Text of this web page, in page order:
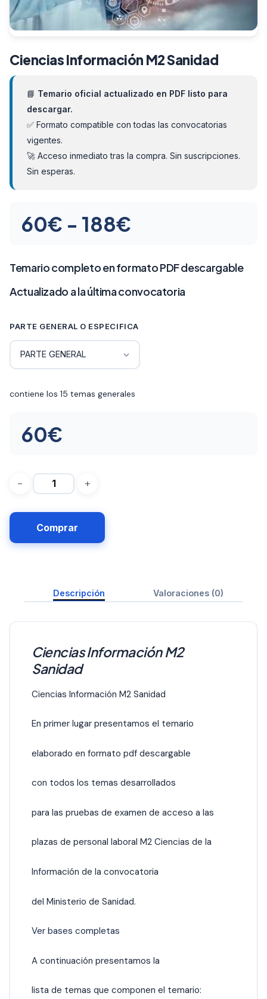
Ciencias Información M2 Sanidad
📘 Temario oficial actualizado en PDF listo para
descargar.
✅ Formato compatible con todas las convocatorias
vigentes.
🚀 Acceso inmediato tras la compra. Sin suscripciones.
Sin esperas.
60€ - 188€
precios:
desde
60€
hasta
188€
Temario completo en formato PDF descargable
Actualizado a la última convocatoria
PARTE GENERAL O ESPECIFICA
contiene los 15 temas generales
60€
Comprar
Descripción Valoraciones (0)
Ciencias Información M2
Sanidad
Ciencias Información M2 Sanidad
En primer lugar presentamos el temario
elaborado en formato pdf descargable
con todos los temas desarrollados
para las pruebas de examen de acceso a las
plazas de personal laboral M2 Ciencias de la
Información de la convocatoria
del Ministerio de Sanidad.
Ver bases completas
A continuación presentamos la
lista de temas que componen el temario: